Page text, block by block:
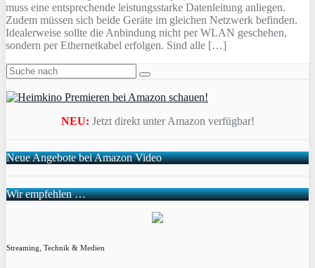
muss eine entsprechende leistungsstarke Datenleitung anliegen.
Zudem müssen sich beide Geräte im gleichen Netzwerk befinden.
Idealerweise sollte die Anbindung nicht per WLAN geschehen,
sondern per Ethernetkabel erfolgen. Sind alle […]
NEU: Jetzt direkt unter Amazon verfügbar!
Neue Angebote bei Amazon Video
Wir empfehlen …
Streaming, Technik & Medien